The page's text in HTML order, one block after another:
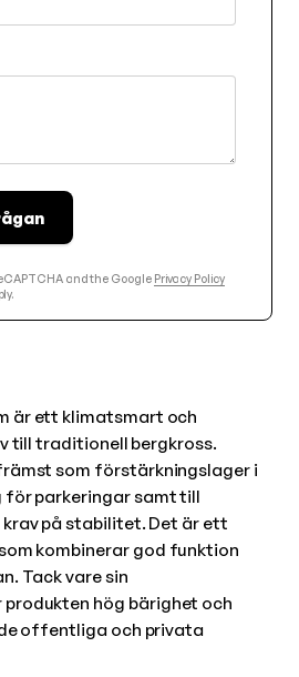
and the Google Privacy Policy
är ett klimatsmart och
traditionell bergkross.
som förstärkningslager i
för parkeringar samt till
på stabilitet. Det är ett
kombinerar god funktion
Tack vare sin
hög bärighet och
offentliga och privata